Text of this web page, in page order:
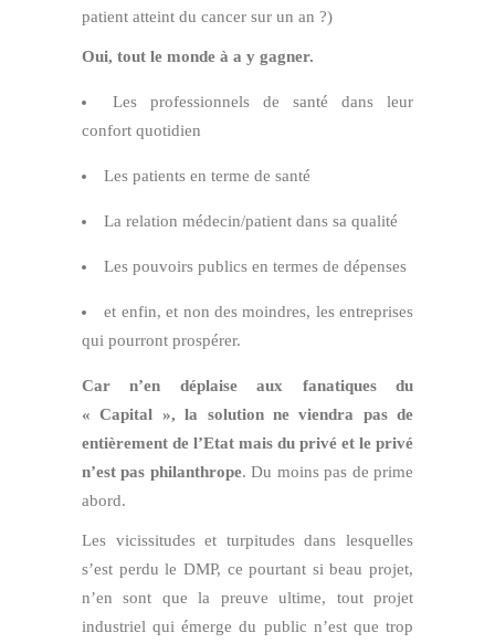
patient atteint du cancer sur un an ?)
Oui, tout le monde à a y gagner.
Les professionnels de santé dans leur
confort quotidien
Les patients en terme de santé
La relation médecin/patient dans sa qualité
Les pouvoirs publics en termes de dépenses
et enfin, et non des moindres, les entreprises
qui pourront prospérer.
Car n’en déplaise aux fanatiques du
« Capital », la solution ne viendra pas de
entièrement de l’Etat mais du privé et le privé
n’est pas philanthrope. Du moins pas de prime
abord.
Les vicissitudes et turpitudes dans lesquelles
s’est perdu le DMP, ce pourtant si beau projet,
n’en sont que la preuve ultime, tout projet
industriel qui émerge du public n’est que trop